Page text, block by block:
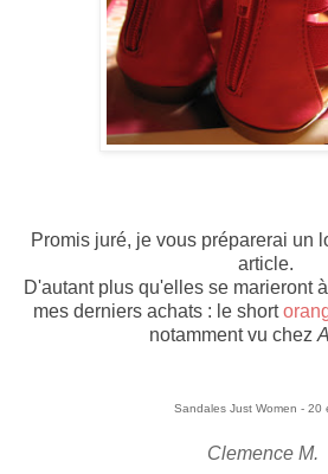
Promis juré, je vous préparerai un
article.
D'autant plus qu'elles se marieront
mes derniers achats : le short
notamment vu chez
Sandales Just Women - 20
Clemence M.